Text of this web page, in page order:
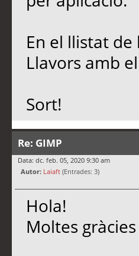
En el llistat
Llavors amb
Sort!
Re: GIMP
Data: dc. feb. 05, 2020 9:30 am
Autor: Laiaft (Entrades: 3)
Hola!
Moltes